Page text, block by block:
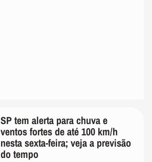
SP tem alerta para chuva e
ventos fortes de até 100 km/h
nesta sexta-feira; veja a previsão
do tempo